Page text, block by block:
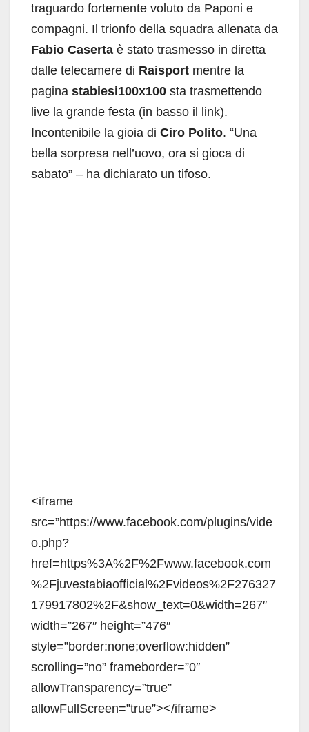
traguardo fortemente voluto da Paponi e
compagni. Il trionfo della squadra allenata da
Fabio Caserta è stato trasmesso in diretta
dalle telecamere di Raisport mentre la
pagina stabiesi100x100 sta trasmettendo
live la grande festa (in basso il link).
Incontenibile la gioia di Ciro Polito. “Una
bella sorpresa nell’uovo, ora si gioca di
sabato” – ha dichiarato un tifoso.
<iframe
src=”https://www.facebook.com/plugins/vide
o.php?
href=https%3A%2F%2Fwww.facebook.com
%2Fjuvestabiaofficial%2Fvideos%2F276327
179917802%2F&show_text=0&width=267″
width=”267″ height=”476″
style=”border:none;overflow:hidden”
scrolling=”no” frameborder=”0″
allowTransparency=”true”
allowFullScreen=”true”></iframe>